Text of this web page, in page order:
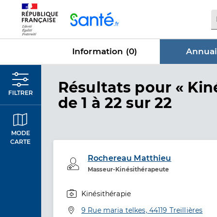
Information (0)
FILTRER
MODE
CARTE
Résultats dans
pour «
de 1 à 22 sur 22
Rochereau Matthieu
Masseur-Kinésithérapeute
Professionel de santé
Kinésithérapie
Adresse
9 Rue maria telkes, 44119 Treillières
Panneau de gestion des cookies